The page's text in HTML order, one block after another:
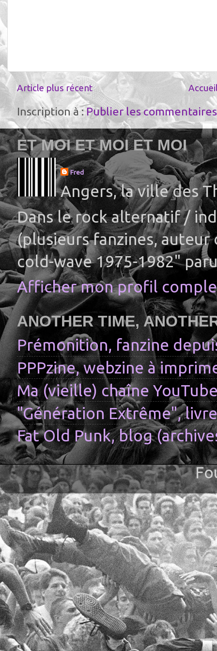
Article plus récent
Inscription à :Publier les
ET MOI ET MOI ET MOI
Fred
Angers, la ville des
Dans le rock alternatif /
(plusieurs fanzines, auteur
cold-wave 1975-1982"
Afficher mon profil
ANOTHER TIME,
Prémonition, fanzine
PPPzine, webzine à
Ma (vieille) chaîne
"Génération Extrême",
Fat Old Punk, blog